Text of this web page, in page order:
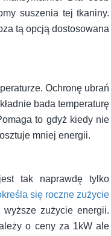
suszenia tej tkaniny.
tą opcją dostosowana
Ochronę ubrań
bada temperaturę
to gdyż kiedy nie
mniej energii.
tak naprawdę tylko
się roczne zużycie
zużycie energii.
o ceny za 1kW ale